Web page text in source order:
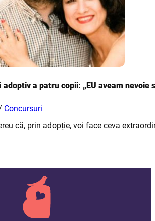
a patru copii: „EU aveam nevoie
Concursuri
că, prin adopție, voi face ceva